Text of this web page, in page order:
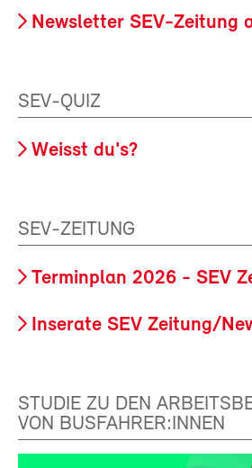
Newsletter SEV-Zeitung
SEV-QUIZ
Weisst du's?
SEV-ZEITUNG
Terminplan 2026 - SEV
Inserate SEV Zeitung/
STUDIE ZU DEN
VON BUSFAHRER:INNEN